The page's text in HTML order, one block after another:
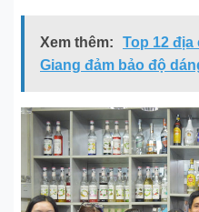
Xem thêm:
Top 12 địa
Giang đảm bảo độ